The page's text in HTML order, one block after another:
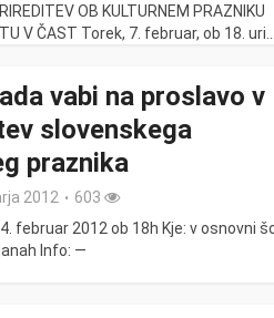
OB KULTURNEM PRAZNIKU
V ČAST Torek, 7. februar, ob 18. uri...
vabi na proslavo v
slovenskega
praznika
2012
603
februar 2012 ob 18h Kje: v osnovni
Info: —